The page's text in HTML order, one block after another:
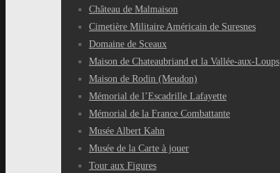
Château de Malmaison
Cimetière Militaire Américain de Suresnes
Domaine de Sceaux
Maison de Chateaubriand et la Vallée-aux-Loups
Maison de Rodin (Meudon)
Mémorial de l’Escadrille Lafayette
Mémorial de la France Combattante
Musée Albert Kahn
Musée de la Carte à jouer
Tour aux Figures